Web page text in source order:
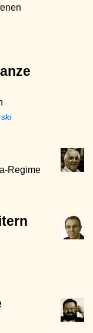
Regime